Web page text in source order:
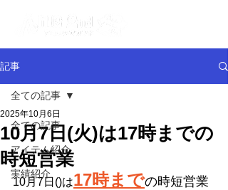
記事
全ての記事
アイテム紹介
実績紹介
全ての記事
10月7日(火)は17時までの
時短営業
2025年10月6日
10月7日()は17時までの時短営業